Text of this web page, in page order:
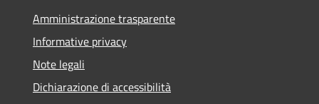
Amministrazione trasparente
Informative privacy
Note legali
Dichiarazione di accessibilità